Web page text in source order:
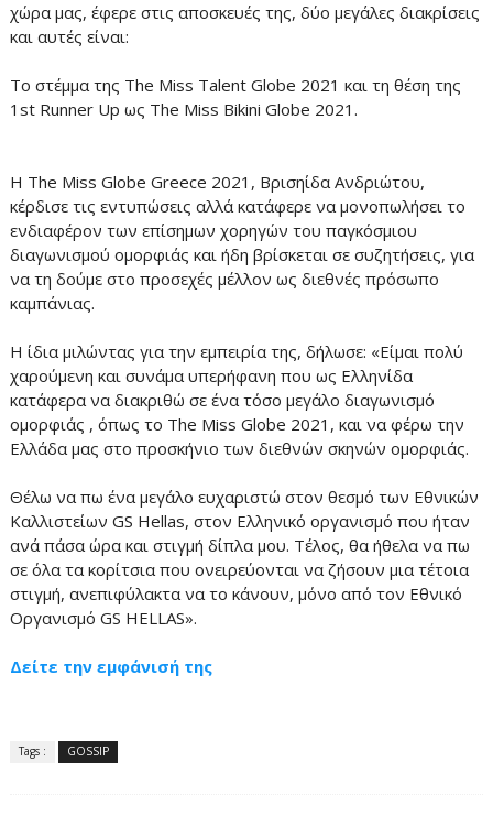
χώρα μας, έφερε στις αποσκευές της, δύο μεγάλες διακρίσεις
και αυτές είναι:
Το στέμμα της The Miss Talent Globe 2021 και τη θέση της
1st Runner Up ως The Miss Bikini Globe 2021.
Η The Miss Globe Greece 2021, Βρισηίδα Ανδριώτου,
κέρδισε τις εντυπώσεις αλλά κατάφερε να μονοπωλήσει το
ενδιαφέρον των επίσημων χορηγών του παγκόσμιου
διαγωνισμού ομορφιάς και ήδη βρίσκεται σε συζητήσεις, για
να τη δούμε στο προσεχές μέλλον ως διεθνές πρόσωπο
καμπάνιας.
Η ίδια μιλώντας για την εμπειρία της, δήλωσε: «Είμαι πολύ
χαρούμενη και συνάμα υπερήφανη που ως Ελληνίδα
κατάφερα να διακριθώ σε ένα τόσο μεγάλο διαγωνισμό
ομορφιάς , όπως το The Miss Globe 2021, και να φέρω την
Ελλάδα μας στο προσκήνιο των διεθνών σκηνών ομορφιάς.
Θέλω να πω ένα μεγάλο ευχαριστώ στον θεσμό των Εθνικών
Καλλιστείων GS Hellas, στον Ελληνικό οργανισμό που ήταν
ανά πάσα ώρα και στιγμή δίπλα μου. Τέλος, θα ήθελα να πω
σε όλα τα κορίτσια που ονειρεύονται να ζήσουν μια τέτοια
στιγμή, ανεπιφύλακτα να το κάνουν, μόνο από τον Εθνικό
Οργανισμό GS HELLAS».
Δείτε την εμφάνισή της
Tags : GOSSIP